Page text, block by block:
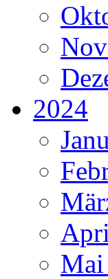
2024